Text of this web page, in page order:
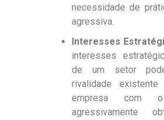
necessidade de
agressiva.
Interesses
interesses
de um setor
rivalidade
empresa com
agressivamente